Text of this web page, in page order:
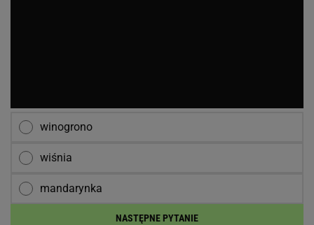
winogrono
wiśnia
mandarynka
NASTĘPNE PYTANIE